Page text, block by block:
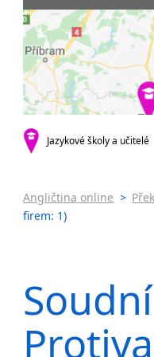
Praha 6
Praha 7
Praha 8
Praha 10
krajská
Ostrava
Olomouc
malá města
Benátky
Blatnice
Jazykové školy a učitelé
Angličtina online >
firem: 1)